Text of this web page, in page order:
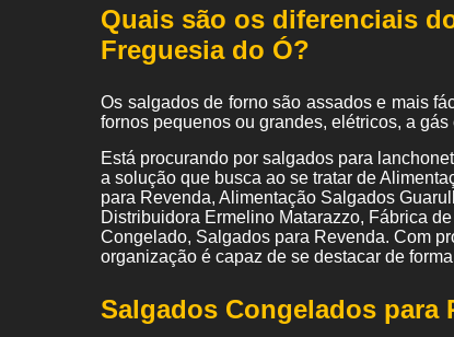
Quais são os diferenciais
Freguesia do Ó?
Os salgados de forno são assados e mais
fornos pequenos ou grandes, elétricos, a
Está procurando por salgados para
a solução que busca ao se tratar de
para Revenda, Alimentação Salgados
Distribuidora Ermelino Matarazzo, Fábrica
Congelado, Salgados para Revenda. Com
organização é capaz de se destacar de
Salgados Congelados para